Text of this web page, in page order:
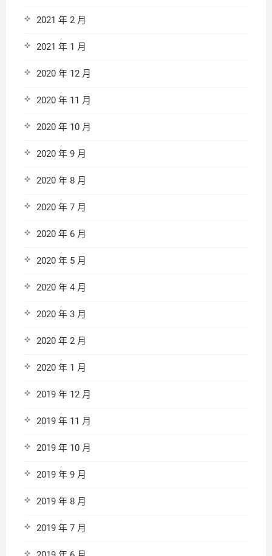
2021 年 2 月
2021 年 1 月
2020 年 12 月
2020 年 11 月
2020 年 10 月
2020 年 9 月
2020 年 8 月
2020 年 7 月
2020 年 6 月
2020 年 5 月
2020 年 4 月
2020 年 3 月
2020 年 2 月
2020 年 1 月
2019 年 12 月
2019 年 11 月
2019 年 10 月
2019 年 9 月
2019 年 8 月
2019 年 7 月